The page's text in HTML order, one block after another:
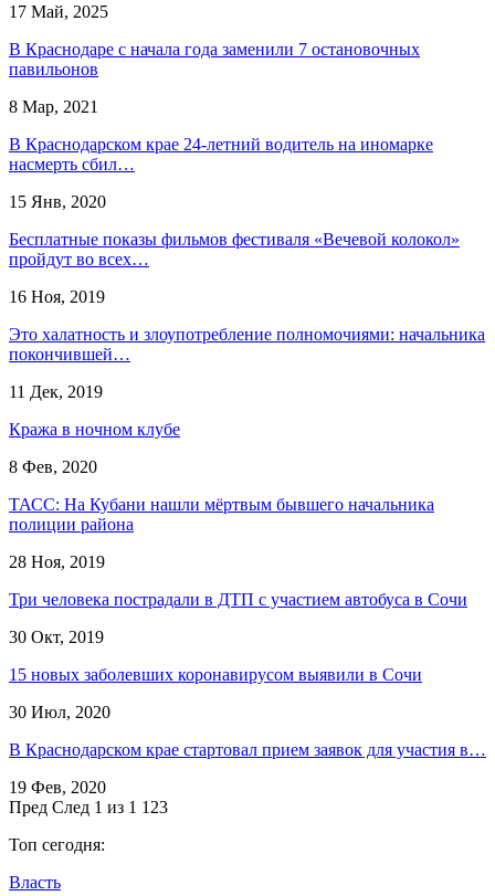
17 Май, 2025
В Краснодаре с начала года заменили 7 остановочных
павильонов
8 Мар, 2021
В Краснодарском крае 24-летний водитель на иномарке
насмерть сбил…
15 Янв, 2020
Бесплатные показы фильмов фестиваля «Вечевой колокол»
пройдут во всех…
16 Ноя, 2019
Это халатность и злоупотребление полномочиями: начальника
покончившей…
11 Дек, 2019
Кража в ночном клубе
8 Фев, 2020
ТАСС: На Кубани нашли мёртвым бывшего начальника
полиции района
28 Ноя, 2019
Три человека пострадали в ДТП с участием автобуса в Сочи
30 Окт, 2019
15 новых заболевших коронавирусом выявили в Сочи
30 Июл, 2020
В Краснодарском крае стартовал прием заявок для участия в…
19 Фев, 2020
Пред След 1 из 1 123
Топ сегодня:
Власть